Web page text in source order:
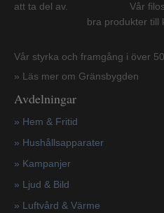
att ta del av. Vår
bra produkter till
Vår styrka och framgång i över
» Läs mer om Gränsbygden
Avdelningar
» Hem & Fritid
» Hushållsapparater
» Kampanjer
» Ljud & Bild
» Luftvård & Värme